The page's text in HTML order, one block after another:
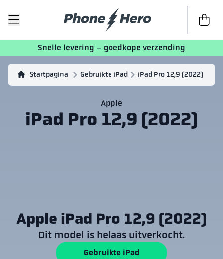
Naar de
Snelle levering – goedkope verzending
Startpagina Gebruikte iPad iPad Pro 12,9 (2022)
Apple
iPad Pro 12,9 (2022)
Apple iPad Pro 12,9 (2022)
Dit model is helaas uitverkocht.
Gebruikte iPad